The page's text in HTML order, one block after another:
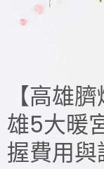
【高雄
雄5大暖
握費用與